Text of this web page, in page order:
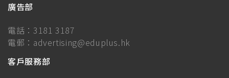
廣告部
電話： 3181 3187
電郵： advertising@eduplus.hk
客戶服務部